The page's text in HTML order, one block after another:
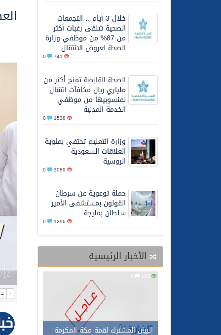
20/06/2026سمو ولي العهد يتلقى
الهيئة العامة للأمن
27/05/2026محافظ عفيف يؤدي
البيان المشترك لقمة
خلال 3 أيام… التجمعات
الصحية تتلقى رغبات أكثر
من 87% من موظفي وزارة
الصحة لعروض الانتقال
741
الصحة القابضة تمنح أكثر من
ملياري ريال مكافآت انتقال
لمنسوبيها من موظفي
الخدمة المدنية
1538
وزارة التعليم تحتفي بمئوية
العلاقات السعودية –
الروسية
3089
حملة توعوية عن سرطان
القولون بمستشفى الأمير
سلطان بمليجة
1296
الأخبار الرئيسية
البيان المشترك لقمة مكة المكرمة
= -